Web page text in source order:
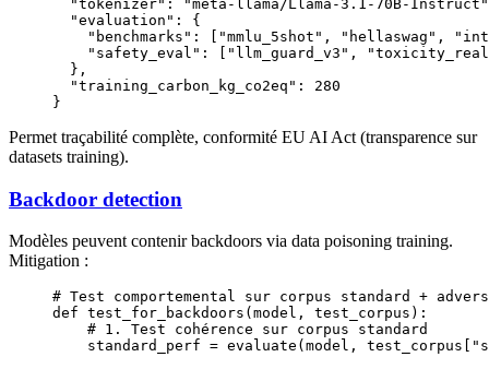
  "tokenizer"
:
"meta-llama/Llama-3.1-70B-Instruct"
  "evaluation"
: {
    "benchmarks"
: [ "mmlu_5shot" , "hellaswag" ,
    "safety_eval"
: [ "llm_guard_v3" ,
  },
  "training_carbon_kg_co2eq"
: 280
}
Permet traçabilité complète, conformité EU AI Act (transparence sur
datasets training).
Backdoor detection
Modèles peuvent contenir backdoors via data poisoning training.
Mitigation :
# Test comportemental sur corpus standard +
def test_for_backdoors (model, test_corpus):
    # 1. Test cohérence sur corpus standard
    standard_perf
= evaluate(model, test_corpus[